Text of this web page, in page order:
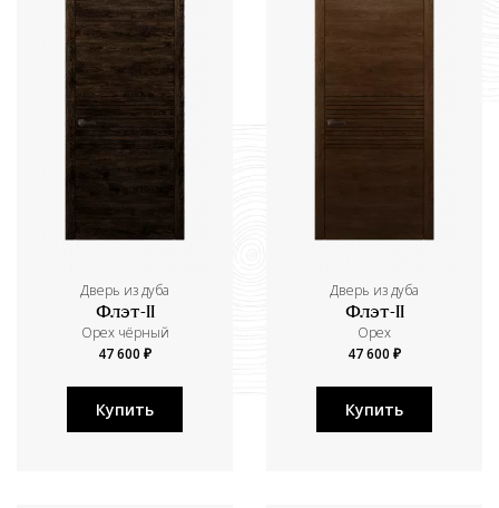
Дверь из дуба
Флэт-II
Орех чёрный
47 600 ₽
Купить
Дверь из дуба
Флэт-II
Орех
47 600 ₽
Купить